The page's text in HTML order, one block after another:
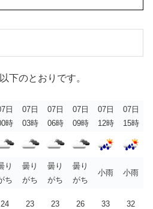
下のとおりです。
日
時
07日
03時
07日
06時
07日
09時
07日
12時
07日
15時
り
ち
曇り
がち
曇り
がち
曇り
がち
小雨 小雨
24 23 23 26 33 32